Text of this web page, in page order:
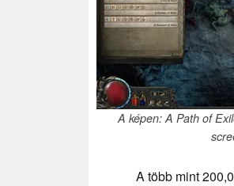
A képen: A Path of
A több mint